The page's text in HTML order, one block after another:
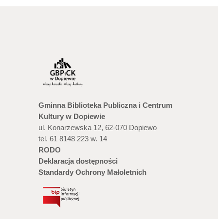
Gminna Biblioteka Publiczna i Centrum
Kultury w Dopiewie
ul. Konarzewska 12, 62-070 Dopiewo
tel. 61 8148 223 w. 14
RODO
Deklaracja dostępności
Standardy Ochrony Małoletnich